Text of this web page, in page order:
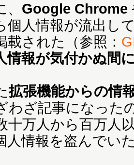
Google Chrome
個人情報が流出し
載された（参照：
情報が気付かぬ間
拡張機能からの情
わざ記事になった
十万人から百万人
人情報を盗んでい